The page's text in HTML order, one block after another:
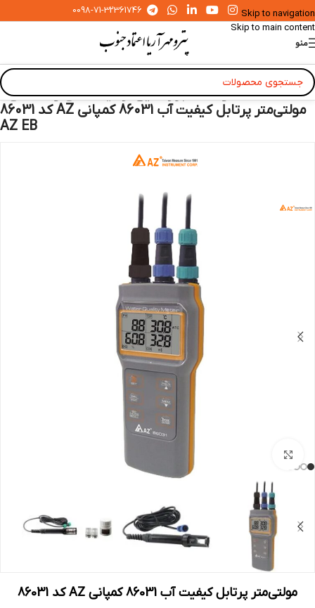
Skip to navigation
Skip to main content
0098-71-32361746
منو
خانه»محصولات»ابزار دقیق آزمایشگاهی و صنعتی»
مولتی‌متر پرتابل کیفیت آب 86031 کمپانی AZ کد 86031
AZ EB
مولتی‌متر پرتابل کیفیت آب 86031 کمپانی AZ کد 86031